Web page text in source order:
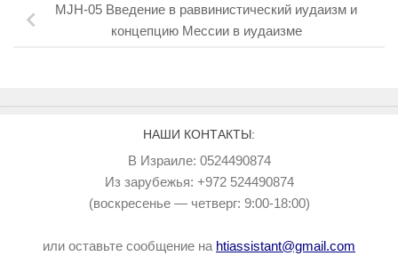
MJH-05 Введение в раввинистический иудаизм и
концепцию Мессии в иудаизме
НАШИ КОНТАКТЫ:
В Израиле: 0524490874
Из зарубежья: +972 524490874
(воскресенье — четверг: 9:00-18:00)
или оставьте сообщение на htiassistant@gmail.com